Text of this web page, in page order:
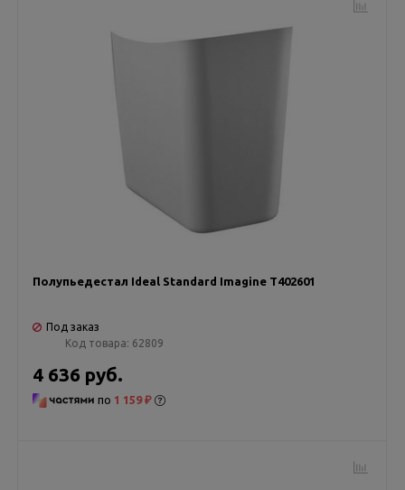
Полупьедестал Ideal Standard Imagine T402601
Под заказ
Код товара: 62809
4 636 руб.
по 1 159 ₽